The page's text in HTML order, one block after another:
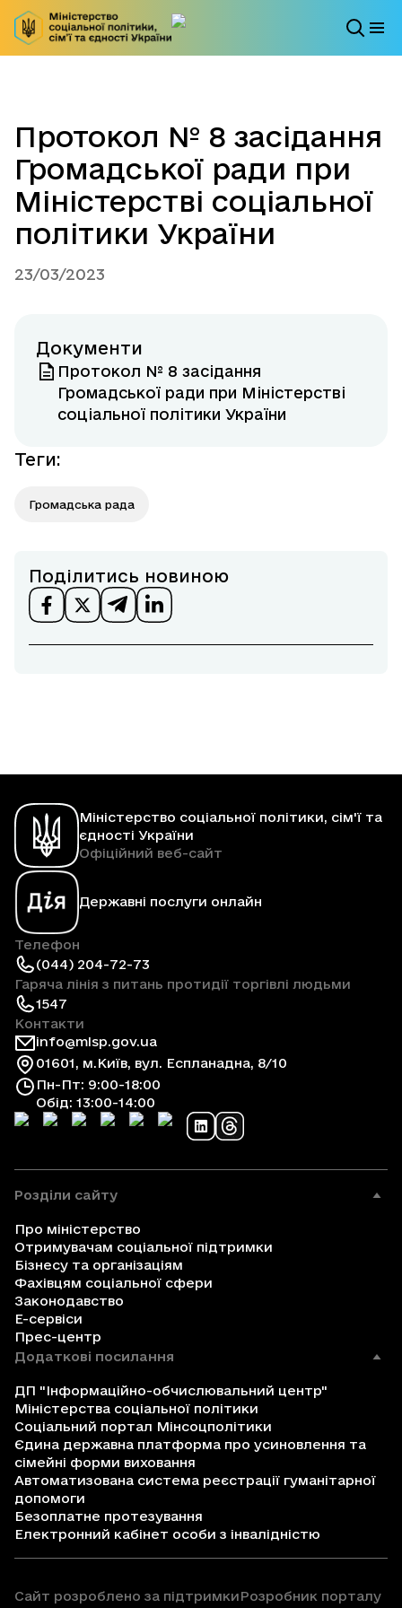
Протокол № 8 засідання
Громадської ради при
Міністерстві соціальної
політики України
23/03/2023
Документи
Протокол № 8 засідання
Громадської ради при Міністерстві
соціальної політики України
Теги:
Громадська рада
Поділитись новиною
Міністерство соціальної політики, сім'ї та
єдності України
Офіційний веб-сайт
Державні послуги онлайн
Телефон
(044) 204-72-73
Гаряча лінія з питань протидії торгівлі людьми
1547
Контакти
info@mlsp.gov.ua
01601, м.Київ, вул. Еспланадна, 8/10
Пн-Пт: 9:00-18:00
Обід: 13:00-14:00
Розділи сайту
Про міністерство
Отримувачам соціальної підтримки
Бізнесу та організаціям
Фахівцям соціальної сфери
Законодавство
Е-сервіси
Прес-центр
Додаткові посилання
ДП "Інформаційно-обчислювальний центр"
Міністерства соціальної політики
Соціальний портал Мінсоцполітики
Єдина державна платформа про усиновлення та
сімейні форми виховання
Автоматизована система реєстрації гуманітарної
допомоги
Безоплатне протезування
Електронний кабінет особи з інвалідністю
Сайт розроблено за підтримкиРозробник порталу